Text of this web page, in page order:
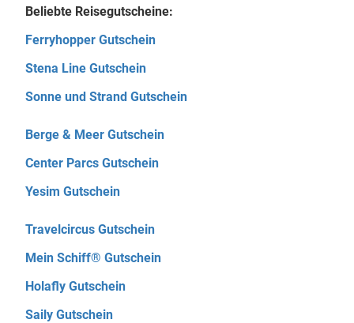
Beliebte Reisegutscheine:
Ferryhopper Gutschein
Stena Line Gutschein
Sonne und Strand Gutschein
Berge & Meer Gutschein
Center Parcs Gutschein
Yesim Gutschein
Travelcircus Gutschein
Mein Schiff® Gutschein
Holafly Gutschein
Saily Gutschein